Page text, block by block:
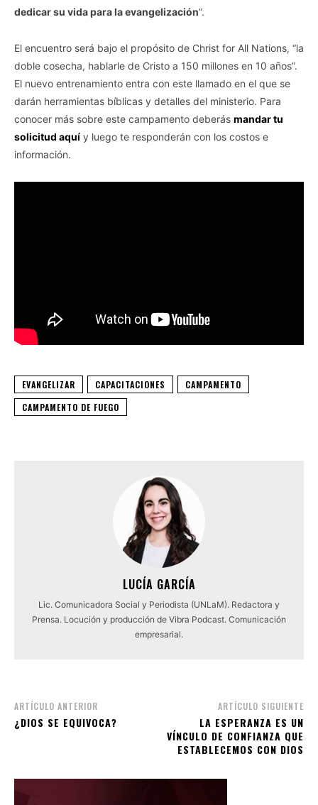
dedicar su vida para la evangelización”.
El encuentro será bajo el propósito de Christ for All Nations, “la
doble cosecha, hablarle de Cristo a 150 millones en 10 años”.
El nuevo entrenamiento entra con este llamado en el que se
darán herramientas bíblicas y detalles del ministerio. Para
conocer más sobre este campamento deberás mandar tu
solicitud aquí y luego te responderán con los costos e
información.
EVANGELIZAR CAPACITACIONES
CAMPAMENTO
CAMPAMENTO DE FUEGO
LUCÍA GARCÍA
Lic. Comunicadora Social y Periodista (UNLaM). Redactora y
Prensa. Locución y producción de Vibra Podcast. Comunicación
empresarial.
ARTÍCULO ANTERIOR
¿DIOS SE EQUIVOCA?
ARTÍCULO SIGUIENTE
LA ESPERANZA ES UN
VÍNCULO DE CONFIANZA QUE
ESTABLECEMOS CON DIOS